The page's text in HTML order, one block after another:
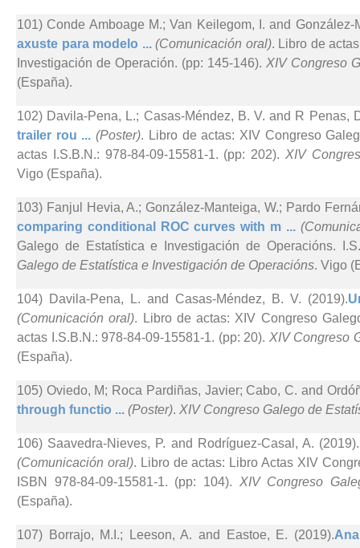
101) Conde Amboage M.; Van Keilegom, I. and González-
axuste para modelo ...(Comunicación oral). Libro de
Investigación de Operación. (pp: 145-146). XIV Congreso
(España).
102) Davila-Pena, L.; Casas-Méndez, B. V. and R Penas,
trailer rou ...(Poster). Libro de actas: XIV Congreso
actas I.S.B.N.: 978-84-09-15581-1. (pp: 202). XIV
Vigo (España).
103) Fanjul Hevia, A.; González-Manteiga, W.; Pardo
comparing conditional ROC curves with m ...
Galego de Estatística e Investigación de Operacións.
Galego de Estatística e Investigación de Operacións. Vigo
104) Davila-Pena, L. and Casas-Méndez, B. V. (2019).
(Comunicación oral). Libro de actas: XIV Congreso
actas I.S.B.N.: 978-84-09-15581-1. (pp: 20). XIV Congreso
(España).
105) Oviedo, M; Roca Pardiñas, Javier; Cabo, C. and
through functio ... (Poster). XIV Congreso Galego de
106) Saavedra-Nieves, P. and Rodríguez-Casal, A. (2019).
(Comunicación oral). Libro de actas: Libro Actas XIV
ISBN 978-84-09-15581-1. (pp: 104). XIV Congreso
(España).
107) Borrajo, M.I.; Leeson, A. and Eastoe, E. (2019).